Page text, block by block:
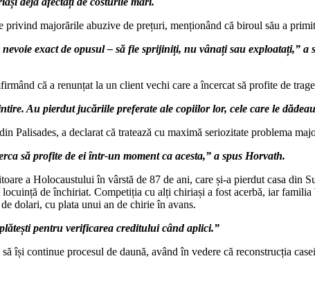
majorările abuzive de prețuri, menționând că biroul său a
exact de opusul – să fie sprijiniți, nu vânați sau exploatați,”
că a renunțat la un client vechi care a încercat să profite de
Au pierdut jucăriile preferate ale copiilor lor, cele care le
Palisades, a declarat că tratează cu maximă seriozitate problema
să profite de ei într-un moment ca acesta,” a spus Horvath.
a Holocaustului în vârstă de 87 de ani, care și-a pierdut casa din
de închiriat. Competiția cu alți chiriași a fost acerbă, iar
dolari, cu plata unui an de chirie în avans.
pentru verificarea creditului când aplici.”
își continue procesul de daună, având în vedere că reconstrucția